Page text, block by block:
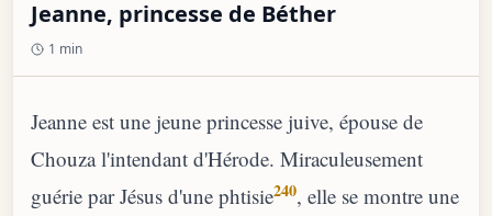
Jeanne, princesse de Béther
1 min
Jeanne est une jeune princesse juive, épouse de
Chouza l'intendant d'Hérode. Miraculeusement
guérie par Jésus d'une phtisie240, elle se montre une